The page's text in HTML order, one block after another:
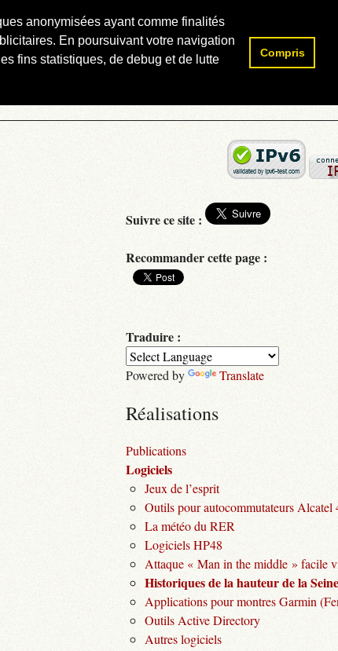
anonymisées ayant comme finalités
En poursuivant votre navigation
fins statistiques, de debug et de lutte
Compris
Rechercher :
Suivre ce site :
Recommander cette page :
Traduire :
Powered by Translate
Réalisations
Publications
Logiciels
Jeux de l’esprit
Outils pour autocommutateurs Alcatel
La météo du RER
Logiciels HP48
Attaque « Man in the middle » facile
Historiques de la hauteur de la
Applications pour montres Garmin
Outils Active Directory
Autres logiciels